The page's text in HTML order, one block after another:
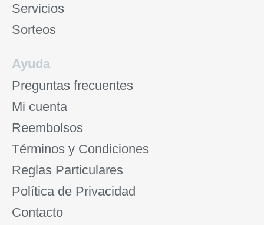
Servicios
Sorteos
Ayuda
Preguntas frecuentes
Mi cuenta
Reembolsos
Términos y Condiciones
Reglas Particulares
Política de Privacidad
Contacto